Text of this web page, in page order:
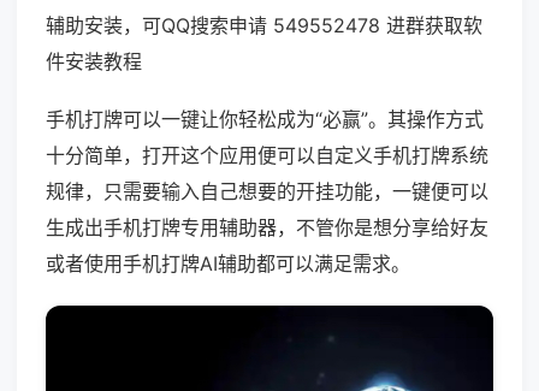
辅助安装，可QQ搜索申请 549552478 进群获取软
件安装教程
手机打牌可以一键让你轻松成为“必赢”。其操作方式
十分简单，打开这个应用便可以自定义手机打牌系统
规律，只需要输入自己想要的开挂功能，一键便可以
生成出手机打牌专用辅助器，不管你是想分享给好友
或者使用手机打牌AI辅助都可以满足需求。